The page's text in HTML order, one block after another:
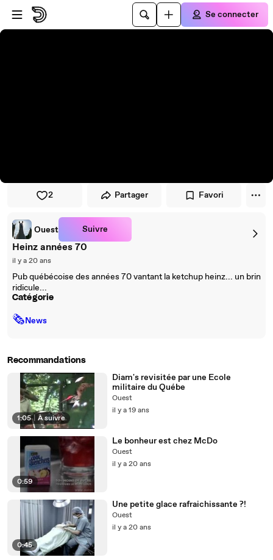
Passer au player
Passer au contenu principal
Se connecter
2 Partager Favori
Ouest Suivre
Heinz années 70
il y a 20 ans
Pub québécoise des années 70 vantant la ketchup heinz... un brin
ridicule...
Catégorie
🗞News
Recommandations
1:05 À suivre
Diam's revisitée par une Ecole
militaire du Québe
Ouest
il y a 19 ans
0:59
Le bonheur est chez McDo
Ouest
il y a 20 ans
0:45
Une petite glace rafraichissante ?!
Ouest
il y a 20 ans